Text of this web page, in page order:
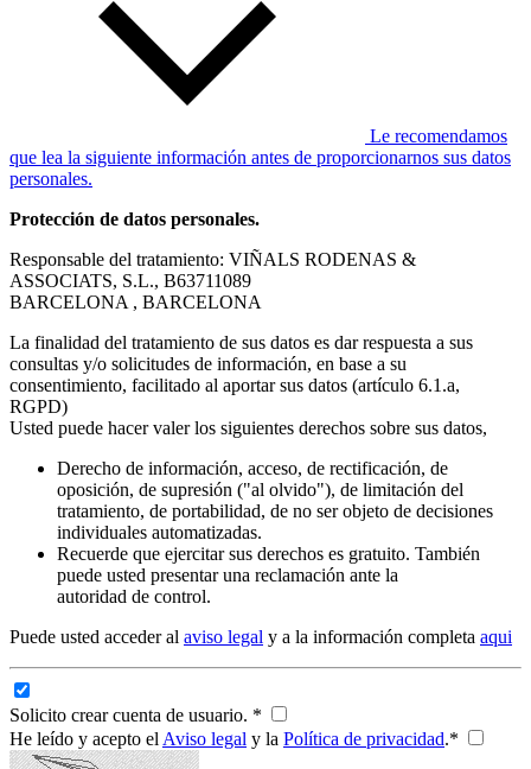
Le recomendamos
que lea la siguiente información antes de proporcionarnos sus datos
personales.
Protección de datos personales.
Responsable del tratamiento: VIÑALS RODENAS &
ASSOCIATS, S.L., B63711089
BARCELONA , BARCELONA
La finalidad del tratamiento de sus datos es dar respuesta a sus
consultas y/o solicitudes de información, en base a su
consentimiento, facilitado al aportar sus datos (artículo 6.1.a,
RGPD)
Usted puede hacer valer los siguientes derechos sobre sus datos,
Derecho de información, acceso, de rectificación, de
oposición, de supresión ("al olvido"), de limitación del
tratamiento, de portabilidad, de no ser objeto de decisiones
individuales automatizadas.
Recuerde que ejercitar sus derechos es gratuito. También
puede usted presentar una reclamación ante la
autoridad de control.
Puede usted acceder al aviso legal y a la información completa aqui
Solicito crear cuenta de usuario. *
He leído y acepto el Aviso legal y la Política de privacidad.*